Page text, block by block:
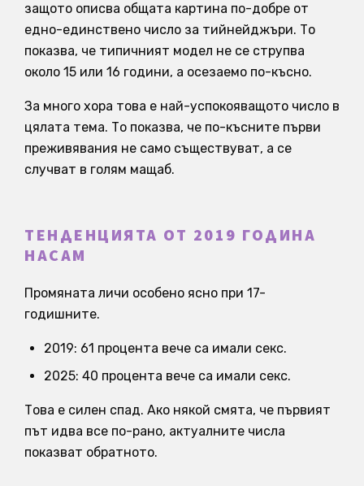
защото описва общата картина по-добре от
едно-единствено число за тийнейджъри. То
показва, че типичният модел не се струпва
около 15 или 16 години, а осезаемо по-късно.
За много хора това е най-успокояващото число в
цялата тема. То показва, че по-късните първи
преживявания не само съществуват, а се
случват в голям мащаб.
ТЕНДЕНЦИЯТА ОТ 2019 ГОДИНА
НАСАМ
Промяната личи особено ясно при 17-
годишните.
2019: 61 процента вече са имали секс.
2025: 40 процента вече са имали секс.
Това е силен спад. Ако някой смята, че първият
път идва все по-рано, актуалните числа
показват обратното.